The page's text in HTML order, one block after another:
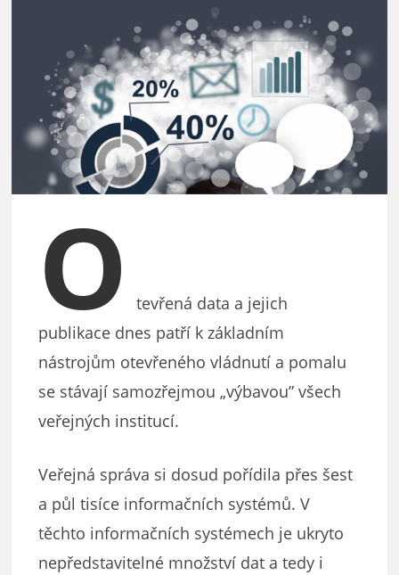
O
tevřená data a jejich
publikace dnes patří k základním
nástrojům otevřeného vládnutí a pomalu
se stávají samozřejmou „výbavou” všech
veřejných institucí.
Veřejná správa si dosud pořídila přes šest
a půl tisíce informačních systémů. V
těchto informačních systémech je ukryto
nepředstavitelné množství dat a tedy i